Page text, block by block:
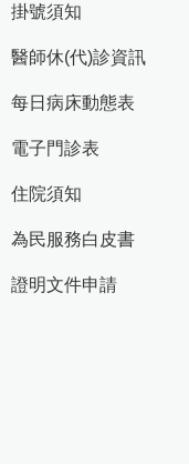
掛號須知
醫師休(代)診資訊
每日病床動態表
電子門診表
住院須知
為民服務白皮書
證明文件申請